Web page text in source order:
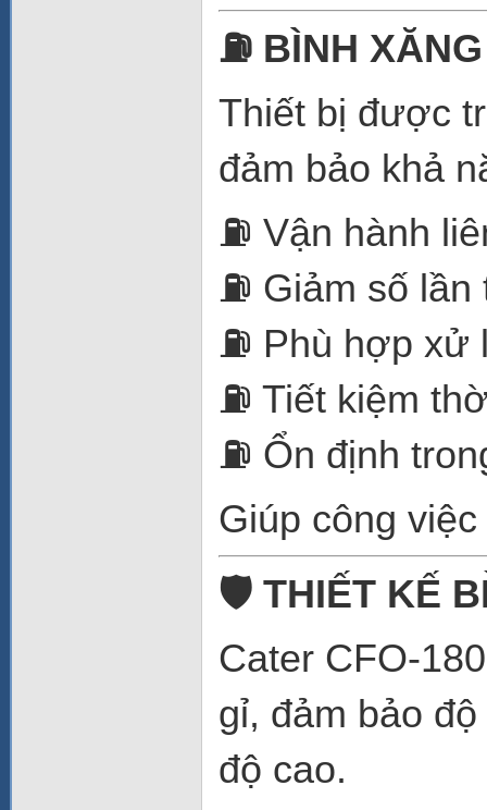
⛽ BÌNH
Thiết bị được
đảm bảo khả
⛽ Vận hành
⛽ Giảm số
⛽ Phù hợp
⛽ Tiết kiệm
⛽ Ổn định
Giúp công
🛡️ THIẾT KẾ
Cater CFO-
gỉ, đảm bảo
độ cao.